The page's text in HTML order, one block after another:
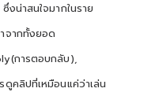
งน่าสนใจมากในราย
จากทั้งยอด
การตอบกลับ),
คลิปที่เหมือนแค่ว่าเล่น